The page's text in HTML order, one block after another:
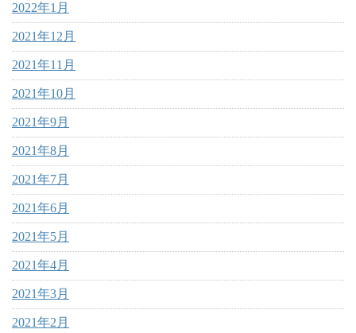
2022年1月
2021年12月
2021年11月
2021年10月
2021年9月
2021年8月
2021年7月
2021年6月
2021年5月
2021年4月
2021年3月
2021年2月